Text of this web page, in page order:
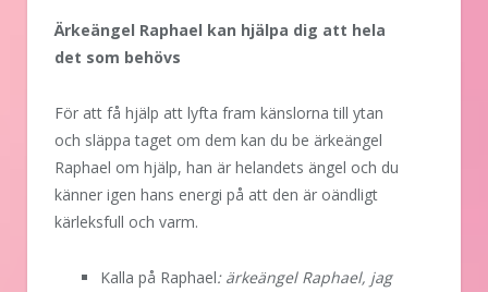
Ärkeängel Raphael kan hjälpa dig att hela
det som behövs
För att få hjälp att lyfta fram känslorna till ytan
och släppa taget om dem kan du be ärkeängel
Raphael om hjälp, han är helandets ängel och du
känner igen hans energi på att den är oändligt
kärleksfull och varm.
Kalla på Raphael: ärkeängel Raphael, jag